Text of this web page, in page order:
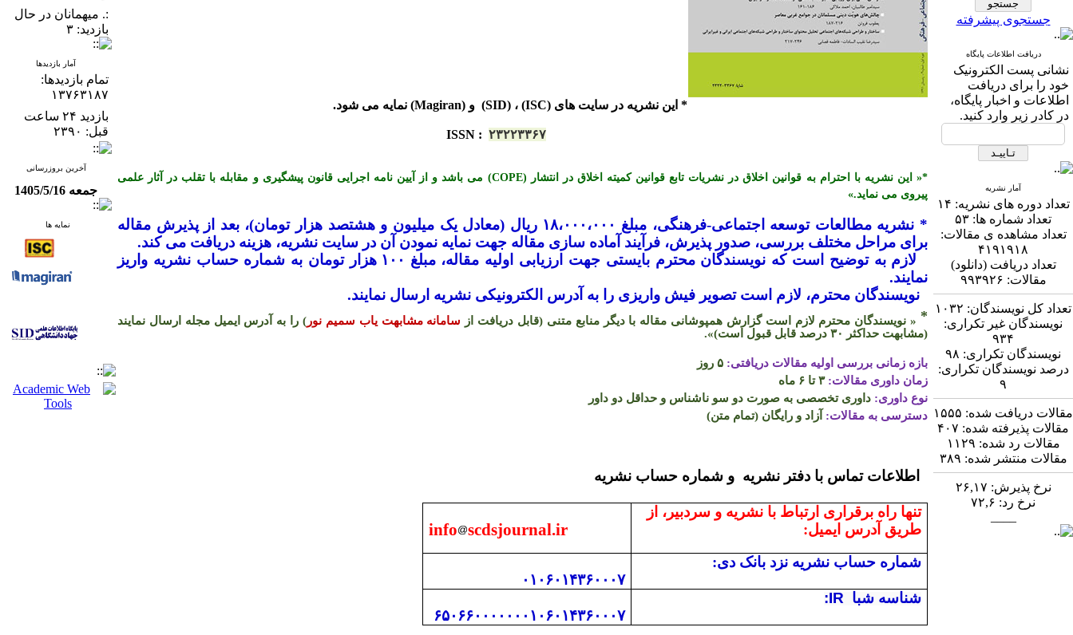
جستجوی پیشرفته
دریافت اطلاعات پایگاه
نشانی پست الكترونیک
خود را برای دریافت
اطلاعات و اخبار پایگاه،
در كادر زیر وارد كنید.
آمار نشریه
تعداد دوره های نشریه: ۱۴
تعداد شماره ها: ۵۳
تعداد مشاهده ی مقالات:
۴۱۹۱۹۱۸
تعداد دریافت (دانلود)
مقالات: ۹۹۳۹۲۶
تعداد کل نویسندگان: ۱۰۳۲
نویسندگان غیر تکراری:
۹۳۴
نویسندگان تکراری: ۹۸
درصد نویسندگان تکراری:
۹
مقالات دریافت شده: ۱۵۵۵
مقالات پذیرفته شده: ۴۰۷
مقالات رد شده: ۱۱۲۹
مقالات منتشر شده: ۳۸۹
نرخ پذیرش: ۲۶,۱۷
نرخ رد: ۷۲,۶
* این نشریه در سایت های (ISC) ، (SID) و (Magiran) نمایه می شود.
ISSN : ۲۳۲۲۳۳۶۷
*« این نشریه با احترام به قوانین اخلاق در نشریات تابع قوانین کمیته اخلاق در انتشار (COPE) می باشد و از آیین نامه اجرایی قانون پیشگیری و مقابله با تقلب در آثار علمی
پیروی می نماید.»
* نشریه مطالعات توسعه اجتماعی-
فرهنگی، مبلغ ۱۸،۰۰۰،۰۰۰ ریال (معادل یک میلیون و هشتصد هزار تومان)، بعد از پذیرش مقاله
برای مراحل مختلف بررسی، صدور پذیرش، فرآیند آماده سازی مقاله جهت نمایه نمودن آن در سایت نشریه، هزینه دریافت می­ کند.
لازم به توضیح است که نویسندگان محترم بایستی جهت ارزیابی اولیه مقاله، مبلغ ۱۰۰ هزار تومان به شماره حساب نشریه واریز
نمایند.
نویسندگان محترم، لازم است تصویر فیش واریزی را به آدرس الکترونیکی نشریه ارسال نمایند.
* « نویسندگان محترم لازم است گزارش همپوشانی مقاله با دیگر منابع متنی (قابل دریافت از سامانه مشابهت یاب سمیم نور) را به آدرس ایمیل مجله ارسال نمایند
(مشابهت حداکثر
۳۰ درصد قابل قبول است)«
.
بازه زمانی بررسی اولیه مقالات دریافتی: ۵ روز
زمان داوری مقالات:۳ تا ۶ ماه
نوع داوری: داوری تخصصی به صورت دو سو ناشناس و حداقل دو داور
دسترسی به مقالات: آزاد و رایگان (تمام متن)
اطلاعات تماس با دفتر نشریه و شماره حساب نشریه
تنها راه برقراری ارتباط با نشریه و سردبیر، از
طریق آدرس ایمیل:
info scdsjournal.ir
شماره حساب نشریه نزد بانک دی:
۰۱۰۶۰۱۴۳۶۰۰۰۷
شناسه شبا :IR
۶۵۰۶۶۰۰۰۰۰۰۰۱۰۶۰۱۴۳۶۰۰۰۷
:. میهمانان در حال
بازدید: ۳
آمار بازدیدها
تمام بازدید‌ها:
۱۳۷۶۳۱۸۷
بازدید ۲۴ ساعت
قبل: ۲۳۹۰
آخرین بروزرسانی
جمعه 1405/5/16
نمایه ها